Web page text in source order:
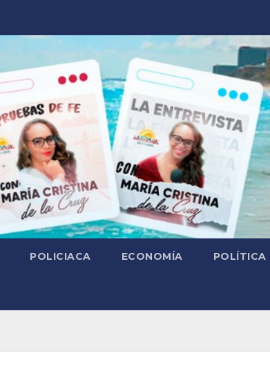
POLICIACA ECONOMÍA POLÍTICA